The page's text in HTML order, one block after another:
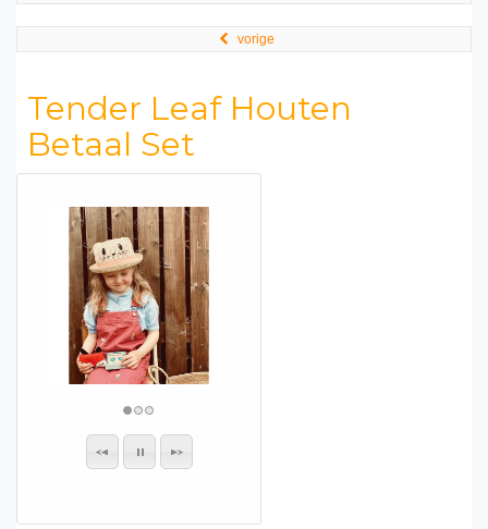
vorige
Tender Leaf Houten
Betaal Set